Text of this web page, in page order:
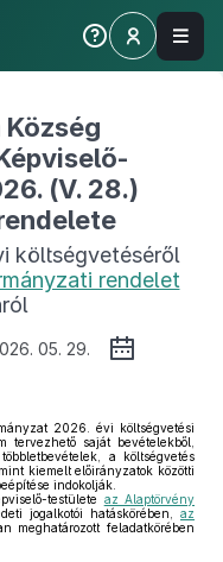
(V. 28.)
költségvetéséről
rendelet
05. 29.
2026. évi költségvetési
tervezhető saját bevételekből,
a költségvetés
kiemelt előirányzatok közötti
indokolják.
testülete az Alaptörvény
jogalkotói hatáskörében, az
meghatározott feladatkörében